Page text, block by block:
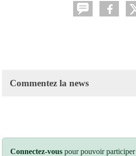
Commentez la news
Connectez-vous pour pouvoir